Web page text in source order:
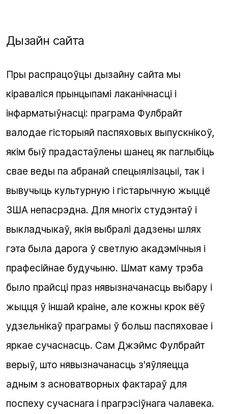
Дызайн сайта
Пры распрацоўцы дызайну сайта мы
кіраваліся прынцыпамі лаканічнасці і
інфарматыўнасці: праграма Фулбрайт
валодае гісторыяй паспяховых выпускнікоў,
якім быў прадастаўлены шанец як паглыбіць
свае веды па абранай спецыялізацыі, так і
вывучыць культурную і гістарычную жыццё
ЗША непасрэдна. Для многіх студэнтаў і
выкладчыкаў, якія выбралі дадзены шлях
гэта была дарога ў светлую акадэмічныя і
прафесійнае будучыню. Шмат каму трэба
было прайсці праз нявызначанасць выбару і
жыцця ў іншай краіне, але кожны крок вёў
удзельнікаў праграмы ў больш паспяховае і
яркае сучаснасць. Сам Джэймс Фулбрайт
верыў, што нявызначанасць з'яўляецца
адным з асноватворных фактараў для
поспеху сучаснага і прагрэсіўнага чалавека.